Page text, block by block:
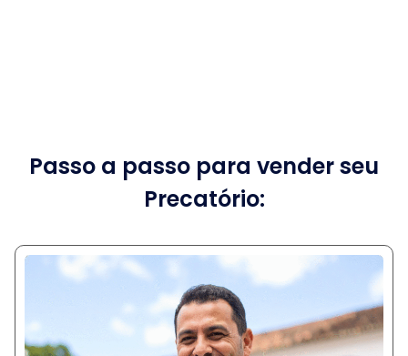
Passo a passo para vender seu
Precatório: